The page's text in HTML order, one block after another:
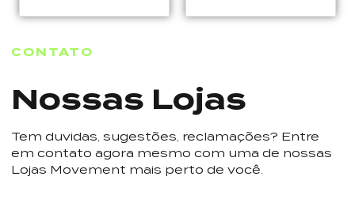
CONTATO
Nossas Lojas
Tem duvidas, sugestões, reclamações? Entre
em contato agora mesmo com uma de nossas
Lojas Movement mais perto de você.